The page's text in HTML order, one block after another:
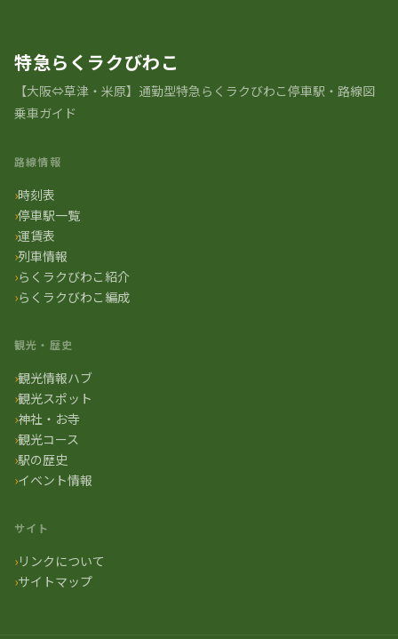
特急らくラクびわこ
【大阪⇔草津・米原】通勤型特急らくラクびわこ停車駅・路線図
乗車ガイド
路線情報
時刻表
停車駅一覧
運賃表
列車情報
らくラクびわこ紹介
らくラクびわこ編成
観光・歴史
観光情報ハブ
観光スポット
神社・お寺
観光コース
駅の歴史
イベント情報
サイト
リンクについて
サイトマップ